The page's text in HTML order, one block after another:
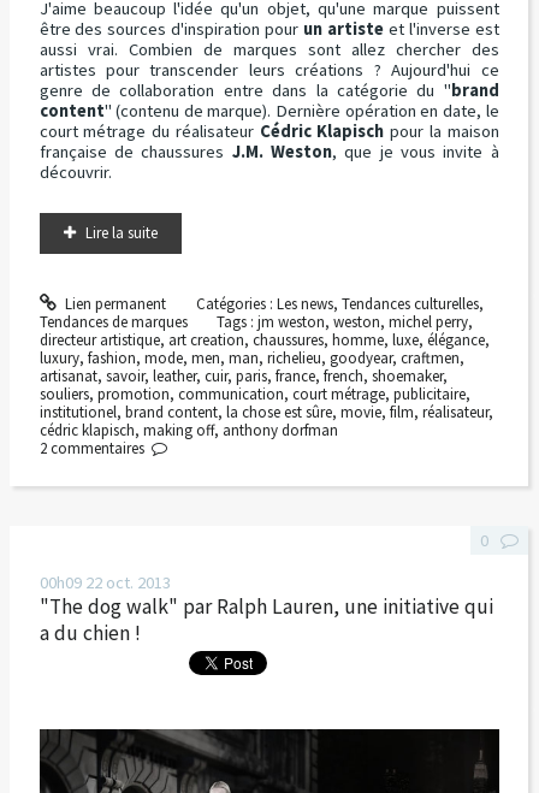
J'aime beaucoup l'idée qu'un objet, qu'une marque puissent
être des sources d'inspiration pour un artiste et l'inverse est
aussi vrai. Combien de marques sont allez chercher des
artistes pour transcender leurs créations ? Aujourd'hui ce
genre de collaboration entre dans la catégorie du "brand
content" (contenu de marque). Dernière opération en date, le
court métrage du réalisateur Cédric Klapisch pour la maison
française de chaussures J.M. Weston, que je vous invite à
découvrir.
Lire la suite
Lien permanent Catégories : Les news, Tendances culturelles,
Tendances de marques
Tags :jm weston,weston,michel perry,
directeur artistique, art creation, chaussures, homme, luxe, élégance,
luxury, fashion, mode, men, man, richelieu, goodyear, craftmen,
artisanat, savoir, leather, cuir, paris, france, french, shoemaker,
souliers, promotion, communication, court métrage, publicitaire,
institutionel, brand content, la chose est sûre, movie, film, réalisateur,
cédric klapisch, making off, anthony dorfman
2 commentaires
00h09 22 oct. 2013
"The dog walk" par Ralph Lauren, une initiative qui
a du chien !
0